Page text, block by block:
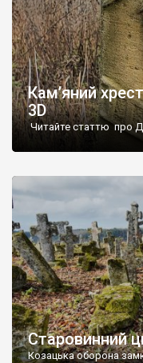
Кам’яний
3D
Читайте статтю про
Старовинний
Козацька оборона